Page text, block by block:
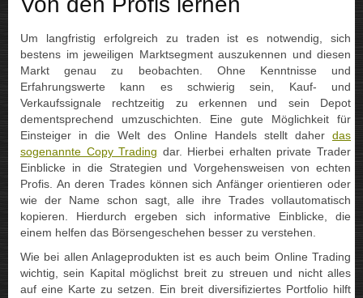
Um langfristig erfolgreich zu traden ist es notwendig, sich
bestens im jeweiligen Marktsegment auszukennen und diesen
Markt genau zu beobachten. Ohne Kenntnisse und
Erfahrungswerte kann es schwierig sein, Kauf- und
Verkaufssignale rechtzeitig zu erkennen und sein Depot
dementsprechend umzuschichten. Eine gute Möglichkeit für
Einsteiger in die Welt des Online Handels stellt daher das
sogenannte Copy Trading dar. Hierbei erhalten private Trader
Einblicke in die Strategien und Vorgehensweisen von echten
Profis. An deren Trades können sich Anfänger orientieren oder
wie der Name schon sagt, alle ihre Trades vollautomatisch
kopieren. Hierdurch ergeben sich informative Einblicke, die
einem helfen das Börsengeschehen besser zu verstehen.
Wie bei allen Anlageprodukten ist es auch beim Online Trading
wichtig, sein Kapital möglichst breit zu streuen und nicht alles
auf eine Karte zu setzen. Ein breit diversifiziertes Portfolio hilft